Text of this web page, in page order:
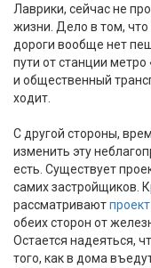
Лаврики, сейчас не
жизни. Дело в том, что
дороги вообще нет
пути от станции
и общественный
ходит.
С другой стороны,
изменить эту
есть. Существует
самих застройщиков.
рассматривают
обеих сторон от
Остается надеяться,
того, как в дома